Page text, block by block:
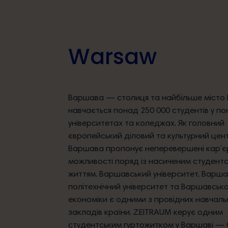
Наші партнери
Warsaw
Варшава — столиця та найбільше місто
навчається понад 250 000 студентів у
університетах та коледжах. Як головний
європейський діловий та культурний
Варшава пропонує неперевершені
можливості поряд із насиченим
життям. Варшавський університет,
політехнічний університет та
економіки є одними з провідних
закладів країни. ZEITRAUM керує одним
студентським гуртожитком у Варшаві